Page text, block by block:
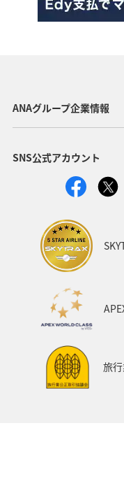
ANAグループ企業情報
SNS公式アカウント
旅